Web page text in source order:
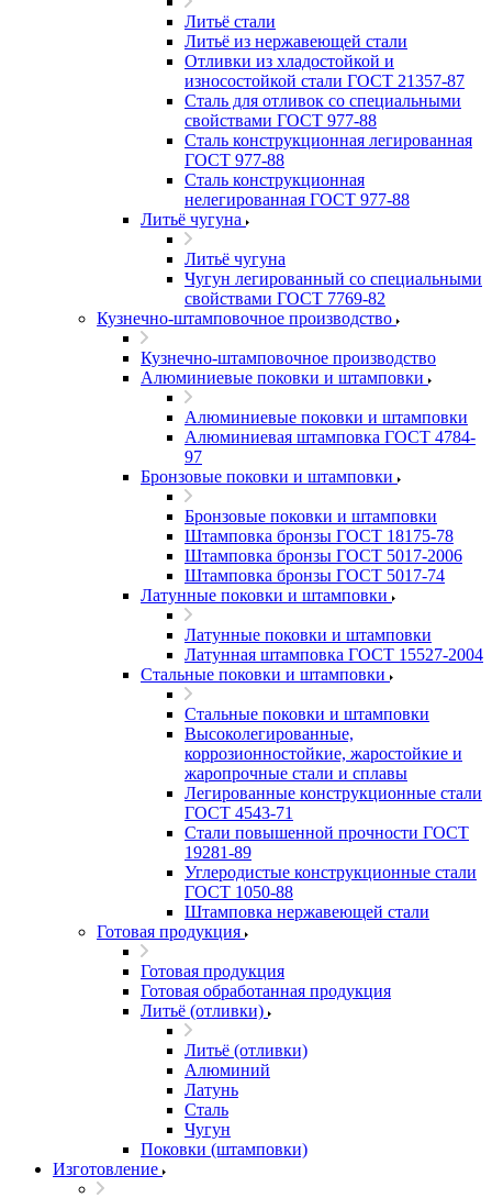
Литьё стали
Литьё из нержавеющей стали
Отливки из хладостойкой и
износостойкой стали ГОСТ 21357-87
Сталь для отливок со специальными
свойствами ГОСТ 977-88
Сталь конструкционная легированная
ГОСТ 977-88
Сталь конструкционная
нелегированная ГОСТ 977-88
Литьё чугуна
Литьё чугуна
Чугун легированный со специальными
свойствами ГОСТ 7769-82
Кузнечно-штамповочное производство
Кузнечно-штамповочное производство
Алюминиевые поковки и штамповки
Алюминиевые поковки и штамповки
Алюминиевая штамповка ГОСТ 4784-
97
Бронзовые поковки и штамповки
Бронзовые поковки и штамповки
Штамповка бронзы ГОСТ 18175-78
Штамповка бронзы ГОСТ 5017-2006
Штамповка бронзы ГОСТ 5017-74
Латунные поковки и штамповки
Латунные поковки и штамповки
Латунная штамповка ГОСТ 15527-2004
Стальные поковки и штамповки
Стальные поковки и штамповки
Высоколегированные,
коррозионностойкие, жаростойкие и
жаропрочные стали и сплавы
Легированные конструкционные стали
ГОСТ 4543-71
Стали повышенной прочности ГОСТ
19281-89
Углеродистые конструкционные стали
ГОСТ 1050-88
Штамповка нержавеющей стали
Готовая продукция
Готовая продукция
Готовая обработанная продукция
Литьё (отливки)
Литьё (отливки)
Алюминий
Латунь
Сталь
Чугун
Поковки (штамповки)
Изготовление